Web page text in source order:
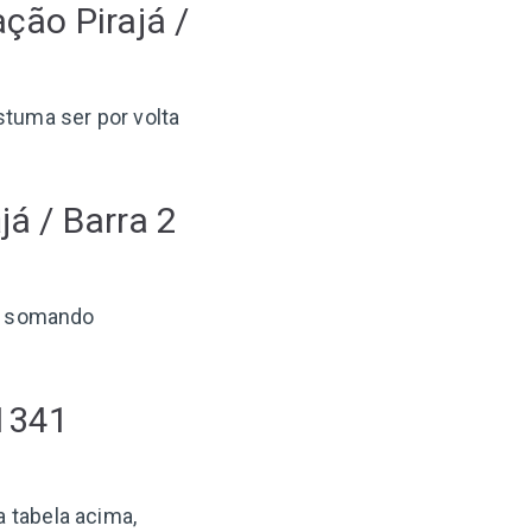
Pirajá /
ser por volta
/ Barra 2
somando
tabela acima,